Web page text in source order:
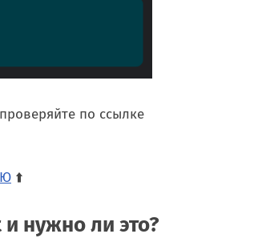
по ссылке
⬆️
нужно ли это?